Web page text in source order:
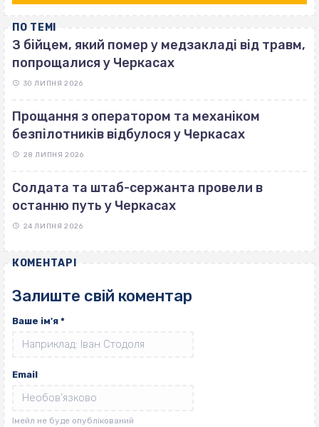
ПО ТЕМІ
З бійцем, який помер у медзакладі від травм,
попрощалися у Черкасах
30 ЛИПНЯ 2026
Прощання з оператором та механіком
безпілотників відбулося у Черкасах
28 ЛИПНЯ 2026
Солдата та штаб-сержанта провели в
останню путь у Черкасах
24 ЛИПНЯ 2026
КОМЕНТАРІ
Залиште свій коментар
Ваше ім'я *
Email